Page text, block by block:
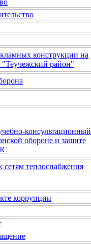
конструкции на
район"
консультационный
обороне и защите
теплоснабжения
коррупции